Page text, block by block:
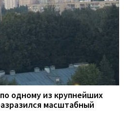
одному из крупнейших
масштабный